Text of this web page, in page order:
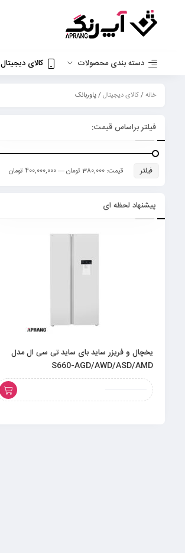
دسته بندی محصولات کالای دیجیتال
خانه/کالای دیجیتال/ پاوربانک
فیلتر براساس قیمت:
فیلتر قیمت: 380,000 تومان —400,000,000 تومان
پیشنهاد لحظه ای
یخچال و فریزر ساید بای ساید تی سی ال مدل
S660-AGD/AWD/ASD/AMD